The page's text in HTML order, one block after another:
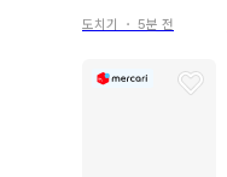
도치기 ・ 5분 전